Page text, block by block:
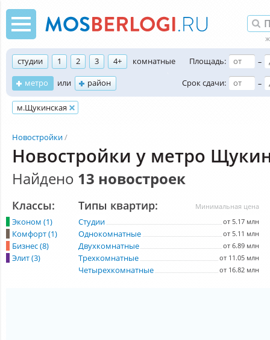
студии 1 2 3 4+
комнатные
метро
или район
Площадь:
–
Срок сдачи:
–
м.Щукинская
Новостройки
Новостройки у метро
Найдено 13 новостроек
Классы:
Эконом (1)
Комфорт (1)
Бизнес (8)
Элит (3)
Минимальная цена
Типы квартир:
Студии от 5.17 млн
Однокомнатные от 5.11 млн
Двухкомнатные от 6.89 млн
Трехкомнатные от 11.05 млн
Четырехкомнатные от 16.82 млн